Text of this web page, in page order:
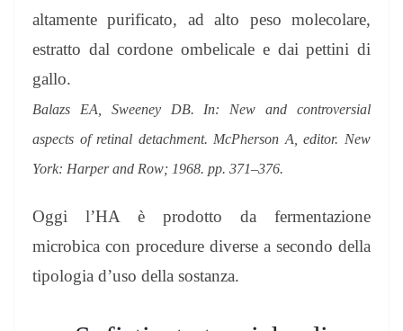
altamente purificato, ad alto peso molecolare,
estratto dal cordone ombelicale e dai pettini di
gallo.
Balazs EA, Sweeney DB. In: New and controversial
aspects of retinal detachment. McPherson A, editor. New
York: Harper and Row; 1968. pp. 371–376.
Oggi l’HA è prodotto da fermentazione
microbica con procedure diverse a secondo della
tipologia d’uso della sostanza.